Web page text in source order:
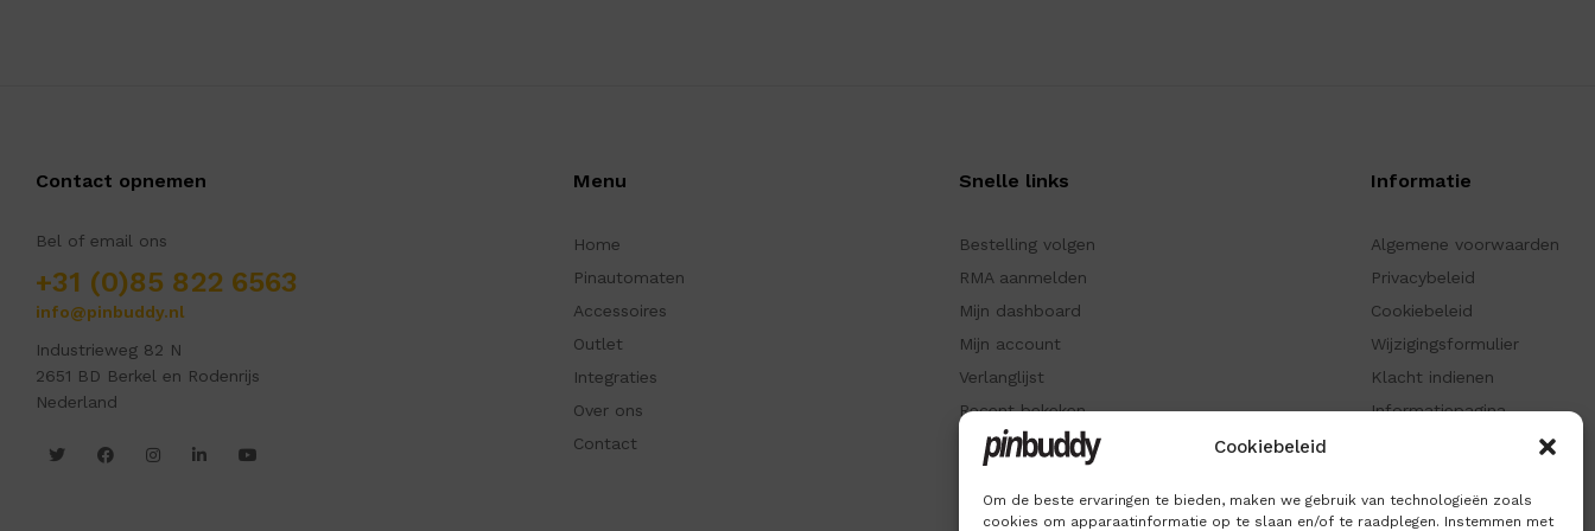
Cookiebeleid
Om de beste ervaringen te bieden, maken we gebruik van technologieën zoals
cookies om apparaatinformatie op te slaan en/of te raadplegen. Instemmen met
Contact opnemen
Bel of email ons
+31 (0)85 822 6563
info@pinbuddy.nl
Industrieweg 82 N
2651 BD Berkel en Rodenrijs
Nederland
Menu
Home
Pinautomaten
Accessoires
Outlet
Integraties
Over ons
Contact
Snelle links
Bestelling volgen
RMA aanmelden
Mijn dashboard
Mijn account
Verlanglijst
Recent bekeken
Kennisbank
Informatie
Algemene voorwaarden
Privacybeleid
Cookiebeleid
Wijzigingsformulier
Klacht indienen
Informatiepagina